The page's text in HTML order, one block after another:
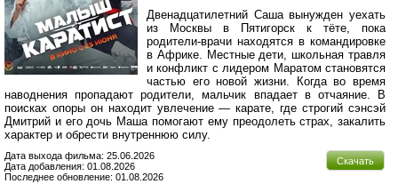
Двенадцатилетний Саша вынужден уехать
из Москвы в Пятигорск к тёте, пока
родители-врачи находятся в командировке
в Африке. Местные дети, школьная травля
и конфликт с лидером Маратом становятся
частью его новой жизни. Когда во время
наводнения пропадают родители, мальчик впадает в отчаяние. В
поисках опоры он находит увлечение — карате, где строгий сэнсэй
Дмитрий и его дочь Маша помогают ему преодолеть страх, закалить
характер и обрести внутреннюю силу.
Скачать
Дата выхода фильма: 25.06.2026
Дата добавления: 01.08.2026
Последнее обновление: 01.08.2026